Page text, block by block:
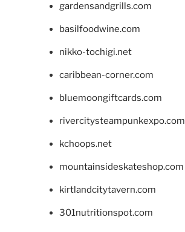
gardensandgrills.com
basilfoodwine.com
nikko-tochigi.net
caribbean-corner.com
bluemoongiftcards.com
rivercitysteampunkexpo.com
kchoops.net
mountainsideskateshop.com
kirtlandcitytavern.com
301nutritionspot.com